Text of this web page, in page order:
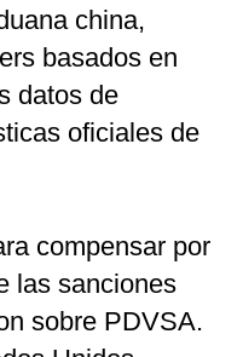
china,
basados en
datos de
oficiales de
compensar por
las sanciones
sobre PDVSA.